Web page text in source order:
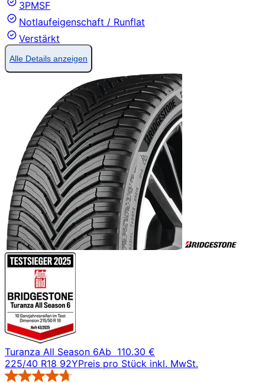
3PMSF
Notlaufeigenschaft / Runflat
Verstärkt
Alle Details anzeigen
Turanza All Season 6Ab 110.30 €
225/40 R18 92YPreis pro Stück inkl. MwSt.